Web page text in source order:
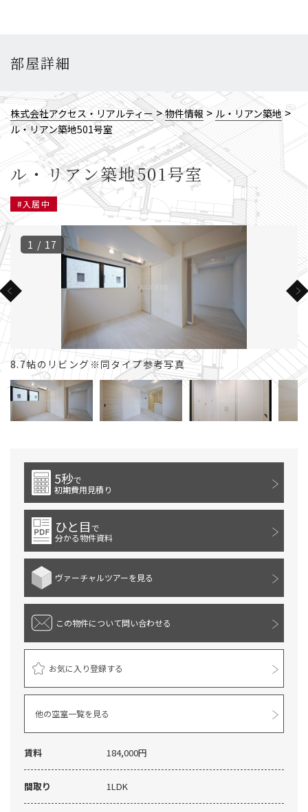
部屋詳細
株式会社アクセス・リアルティー>物件情報 > ル・リアン築地>
ル・リアン築地501号室
ル・リアン築地501号室
#入居中
1 / 17
8.7帖のリビング※同タイプ参考写真
5秒で
初期費用見積り
ひと目で
分かる物件資料
ヴァーチャルツアーを見る
この物件について問い合わせる
お気に入り登録する
他の空室一覧を見る
賃料 184,000円
間取り 1LDK